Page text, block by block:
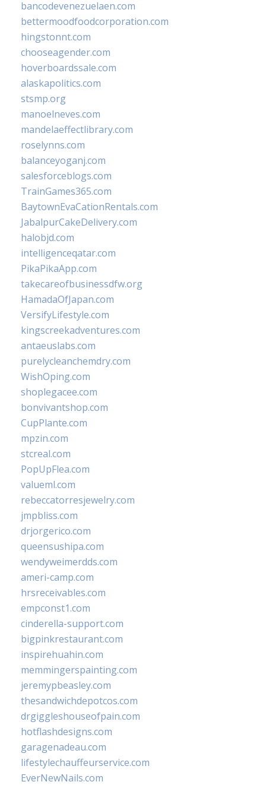
bancodevenezuelaen.com
bettermoodfoodcorporation.com
hingstonnt.com
chooseagender.com
hoverboardssale.com
alaskapolitics.com
stsmp.org
manoelneves.com
mandelaeffectlibrary.com
roselynns.com
balanceyoganj.com
salesforceblogs.com
TrainGames365.com
BaytownEvaCationRentals.com
JabalpurCakeDelivery.com
halobjd.com
intelligenceqatar.com
PikaPikaApp.com
takecareofbusinessdfw.org
HamadaOfJapan.com
VersifyLifestyle.com
kingscreekadventures.com
antaeuslabs.com
purelycleanchemdry.com
WishOping.com
shoplegacee.com
bonvivantshop.com
CupPlante.com
mpzin.com
stcreal.com
PopUpFlea.com
valueml.com
rebeccatorresjewelry.com
jmpbliss.com
drjorgerico.com
queensushipa.com
wendyweimerdds.com
ameri-camp.com
hrsreceivables.com
empconst1.com
cinderella-support.com
bigpinkrestaurant.com
inspirehuahin.com
memmingerspainting.com
jeremypbeasley.com
thesandwichdepotcos.com
drgiggleshouseofpain.com
hotflashdesigns.com
garagenadeau.com
lifestylechauffeurservice.com
EverNewNails.com